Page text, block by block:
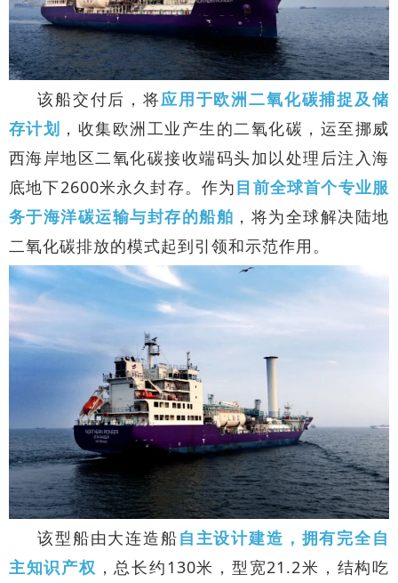
该船交付后，将应用于欧洲二氧化碳捕捉及储
存计划 ，收集欧洲工业产生的二氧化碳，运至挪威
西海岸地区二氧化碳接收端码头加以处理后注入海
底地下2600米永久封存。作为目前全球首个专业服
务于海洋碳运输与封存的船舶 ，将为全球解决陆地
二氧化碳排放的模式起到引领和示范作用。
该型船由大连造船自主设计建造，拥有完全自
主知识产权 ，总长约130米，型宽21.2米，结构吃